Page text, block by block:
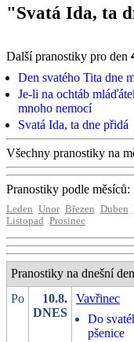
"Svatá Ida, ta
Další pranostiky pro den
Den svatého Tita dne
Je-li na ochtáb
mnoho nemocí
Svatá Ida, ta dne přidá
Všechny pranostiky na
Pranostiky podle měsíců:
Leden Únor Březen Duben
Listopad Prosinec
Pranostiky na dnešní den
Po
10.8.
DNES
Vavřinec
Do
pšenice